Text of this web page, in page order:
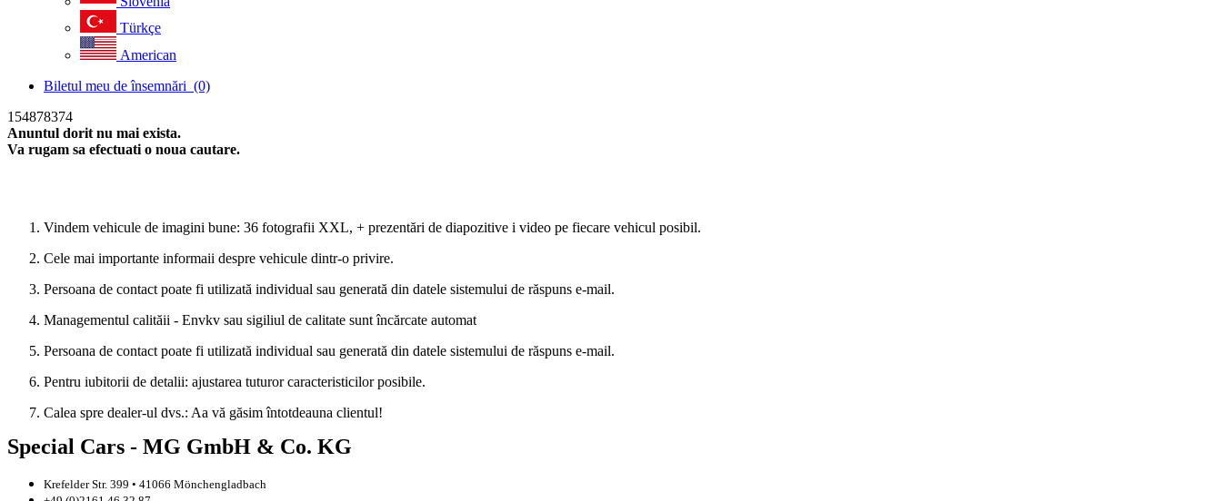
Türkçe
American
Biletul meu de însemnări (0)
154878374
Anuntul dorit nu mai exista.
Va rugam sa efectuati o noua cautare.
Vindem vehicule de imagini bune: 36 fotografii XXL, + prezentări de diapozitive i video pe fiecare vehicul posibil.
Cele mai importante informaii despre vehicule dintr-o privire.
Persoana de contact poate fi utilizată individual sau generată din datele sistemului de răspuns e-mail.
Managementul calităii - Envkv sau sigiliul de calitate sunt încărcate automat
Persoana de contact poate fi utilizată individual sau generată din datele sistemului de răspuns e-mail.
Pentru iubitorii de detalii: ajustarea tuturor caracteristicilor posibile.
Calea spre dealer-ul dvs.: Aa vă găsim întotdeauna clientul!
Special Cars - MG GmbH & Co. KG
Krefelder Str. 399 • 41066 Mönchengladbach